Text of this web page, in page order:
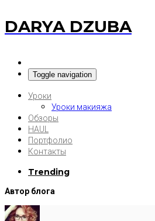
DARYA DZUBA
Toggle navigation
Уроки
Уроки макияжа
Обзоры
HAUL
Портфолио
Контакты
Trending
Автор блога